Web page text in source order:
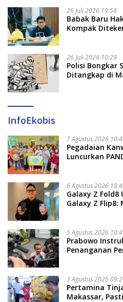
26 Juli 2026 19:58
​Babak Baru
Kompak
26 Juli 2026 10:29
Polisi Bongkar
Ditangkap di
InfoEkobis
7 Agustus 2026
Pegadaian
Luncurkan
6 Agustus 2026
Galaxy Z
Galaxy Z Flip8:
5 Agustus 2026
Prabowo
Penanganan
3 Agustus 2026
Pertamina
Makassar,